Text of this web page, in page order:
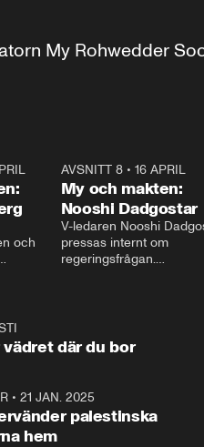
My Rohwedder
och
AVSNITT 8• 16 APRIL
My och makten:
Nooshi Dadgostar
V-ledaren Nooshi
pressas internt om
regeringsfrågan.
– Vi ställer upp i val. Ska
vara med så sitter vi
vädret där du bor
•21 JAN. 2025
palestinska
hem